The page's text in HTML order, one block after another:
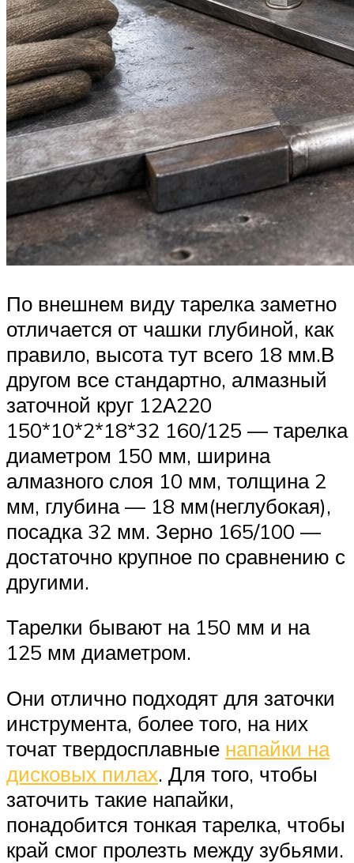
По внешнем виду тарелка заметно
отличается от чашки глубиной, как
правило, высота тут всего 18 мм.В
другом все стандартно, алмазный
заточной круг 12А220
150*10*2*18*32 160/125 — тарелка
диаметром 150 мм, ширина
алмазного слоя 10 мм, толщина 2
мм, глубина — 18 мм(неглубокая),
посадка 32 мм. Зерно 165/100 —
достаточно крупное по сравнению с
другими.
Тарелки бывают на 150 мм и на
125 мм диаметром.
Они отлично подходят для заточки
инструмента, более того, на них
точат твердосплавные напайки на
дисковых пилах. Для того, чтобы
заточить такие напайки,
понадобится тонкая тарелка, чтобы
край смог пролезть между зубьями.